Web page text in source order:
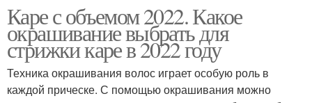
Каре с объемом 2022. Какое
окрашивание выбрать для
стрижки каре в 2022 году
Техника окрашивания волос играет особую роль в
каждой прическе. С помощью окрашивания можно